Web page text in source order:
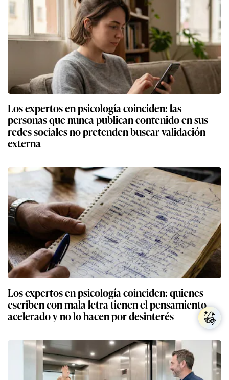
Los expertos en psicología coinciden: las
personas que nunca publican contenido en sus
redes sociales no pretenden buscar validación
externa
Los expertos en psicología coinciden: quienes
escriben con mala letra tienen el pensamiento
acelerado y no lo hacen por desinterés